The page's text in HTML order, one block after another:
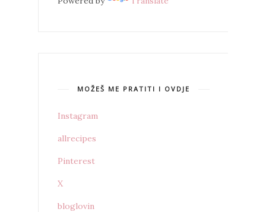
MOŽEŠ ME PRATITI I OVDJE
Instagram
allrecipes
Pinterest
X
bloglovin